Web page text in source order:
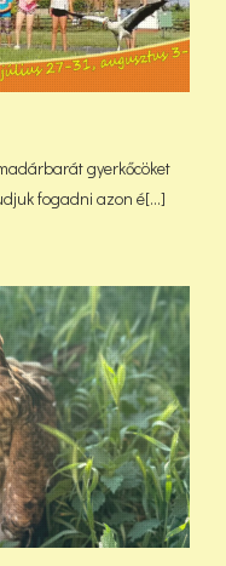
gyerkőcöket
fogadni azon é[...]